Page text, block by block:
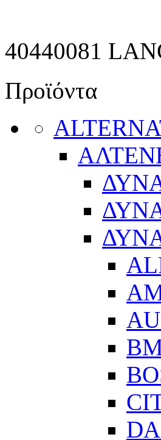
40440081
Προϊόντα